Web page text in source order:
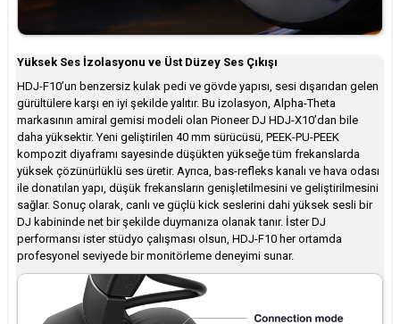
Yüksek Ses İzolasyonu ve Üst Düzey Ses Çıkışı
HDJ-F10’un benzersiz kulak pedi ve gövde yapısı, sesi dışarıdan gelen
gürültülere karşı en iyi şekilde yalıtır. Bu izolasyon, Alpha-Theta
markasının amiral gemisi modeli olan Pioneer DJ HDJ-X10’dan bile
daha yüksektir. Yeni geliştirilen 40 mm sürücüsü, PEEK-PU-PEEK
kompozit diyaframı sayesinde düşükten yükseğe tüm frekanslarda
yüksek çözünürlüklü ses üretir. Ayrıca, bas-refleks kanalı ve hava odası
ile donatılan yapı, düşük frekansların genişletilmesini ve geliştirilmesini
sağlar. Sonuç olarak, canlı ve güçlü kick seslerini dahi yüksek sesli bir
DJ kabininde net bir şekilde duymanıza olanak tanır. İster DJ
performansı ister stüdyo çalışması olsun, HDJ-F10 her ortamda
profesyonel seviyede bir monitörleme deneyimi sunar.